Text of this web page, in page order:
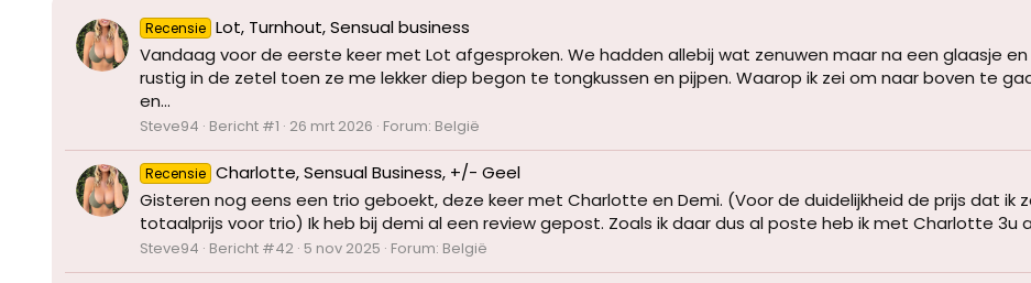
Recensie Lot, Turnhout, Sensual business
Vandaag voor de eerste keer met Lot afgesproken. We hadden allebij wat zenuwen maar na een glaasje
rustig in de zetel toen ze me lekker diep begon te tongkussen en pijpen. Waarop ik zei om naar boven te
en...
Steve94 Bericht #1 26 mrt 2026 Forum: België
Recensie Charlotte, Sensual Business, +/- Geel
Gisteren nog eens een trio geboekt, deze keer met Charlotte en Demi. (Voor de duidelijkheid de prijs dat ik
totaalprijs voor trio) Ik heb bij demi al een review gepost. Zoals ik daar dus al poste heb ik met Charlotte 3u
Steve94 Bericht #42 5 nov 2025 Forum: België